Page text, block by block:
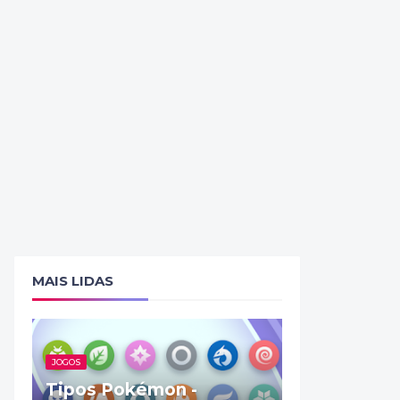
MAIS LIDAS
JOGOS
Tipos Pokémon -